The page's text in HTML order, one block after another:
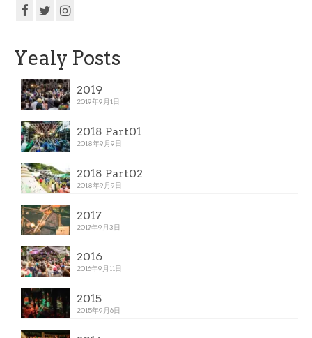
Yealy Posts
2019
2019年9月1日
2018 Part01
2018年9月9日
2018 Part02
2018年9月9日
2017
2017年9月3日
2016
2016年9月11日
2015
2015年9月6日